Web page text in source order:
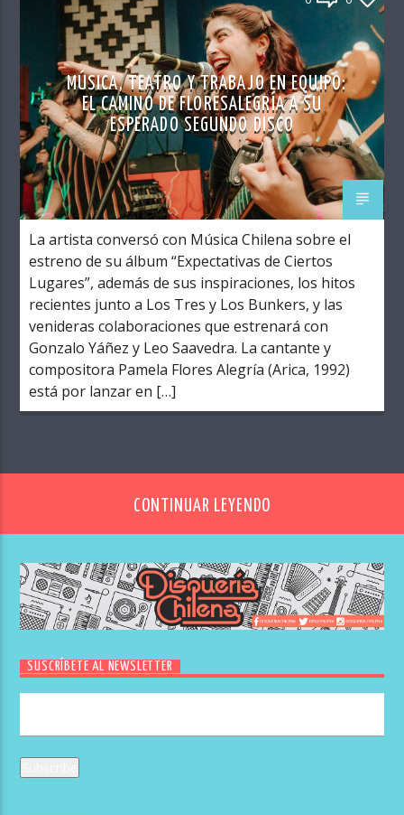
MÚSICA, TEATRO Y TRABAJO EN EQUIPO:
EL CAMINO DE FLORESALEGRÍA A SU
ESPERADO SEGUNDO DISCO
La artista conversó con Música Chilena sobre el
estreno de su álbum “Expectativas de Ciertos
Lugares”, además de sus inspiraciones, los hitos
recientes junto a Los Tres y Los Bunkers, y las
venideras colaboraciones que estrenará con
Gonzalo Yáñez y Leo Saavedra. La cantante y
compositora Pamela Flores Alegría (Arica, 1992)
está por lanzar en […]
CONTINUAR LEYENDO
SUSCRÍBETE AL NEWSLETTER